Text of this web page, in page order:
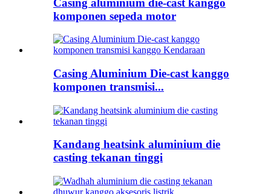
komponen sepeda motor
Casing Aluminium Die-cast kanggo
komponen transmisi...
Kandang heatsink aluminium die
casting tekanan tinggi